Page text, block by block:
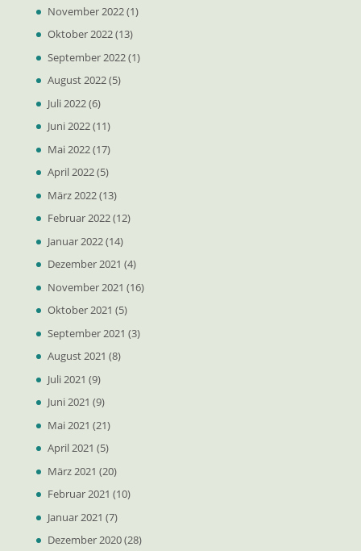
November 2022(1)
Oktober 2022(13)
September 2022(1)
August 2022(5)
Juli 2022(6)
Juni 2022(11)
Mai 2022(17)
April 2022(5)
März 2022(13)
Februar 2022(12)
Januar 2022(14)
Dezember 2021 (4)
November 2021 (16)
Oktober 2021 (5)
September 2021 (3)
August 2021 (8)
Juli 2021 (9)
Juni 2021 (9)
Mai 2021 (21)
April 2021 (5)
März 2021 (20)
Februar 2021 (10)
Januar 2021 (7)
Dezember 2020(28)